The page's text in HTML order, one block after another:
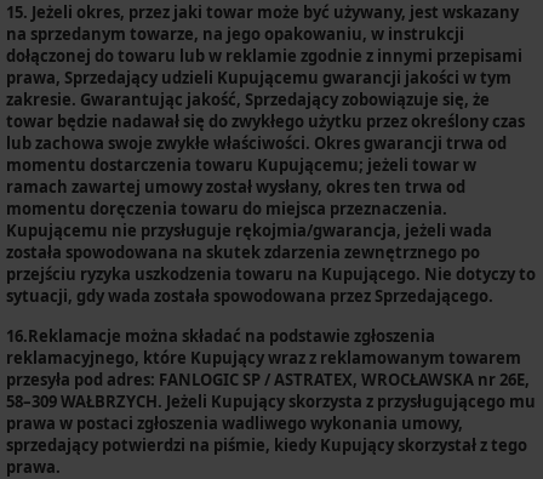
15. Jeżeli okres, przez jaki towar może być używany, jest wskazany
na sprzedanym towarze, na jego opakowaniu, w instrukcji
dołączonej do towaru lub w reklamie zgodnie z innymi przepisami
prawa, Sprzedający udzieli Kupującemu gwarancji jakości w tym
zakresie. Gwarantując jakość, Sprzedający zobowiązuje się, że
towar będzie nadawał się do zwykłego użytku przez określony czas
lub zachowa swoje zwykłe właściwości. Okres gwarancji trwa od
momentu dostarczenia towaru Kupującemu; jeżeli towar w
ramach zawartej umowy został wysłany, okres ten trwa od
momentu doręczenia towaru do miejsca przeznaczenia.
Kupującemu nie przysługuje rękojmia/gwarancja, jeżeli wada
została spowodowana na skutek zdarzenia zewnętrznego po
przejściu ryzyka uszkodzenia towaru na Kupującego. Nie dotyczy to
sytuacji, gdy wada została spowodowana przez Sprzedającego.
16.Reklamacje można składać na podstawie zgłoszenia
reklamacyjnego, które Kupujący wraz z reklamowanym towarem
przesyła pod adres: FANLOGIC SP / ASTRATEX, WROCŁAWSKA nr 26E,
58–309 WAŁBRZYCH. Jeżeli Kupujący skorzysta z przysługującego mu
prawa w postaci zgłoszenia wadliwego wykonania umowy,
sprzedający potwierdzi na piśmie, kiedy Kupujący skorzystał z tego
prawa.